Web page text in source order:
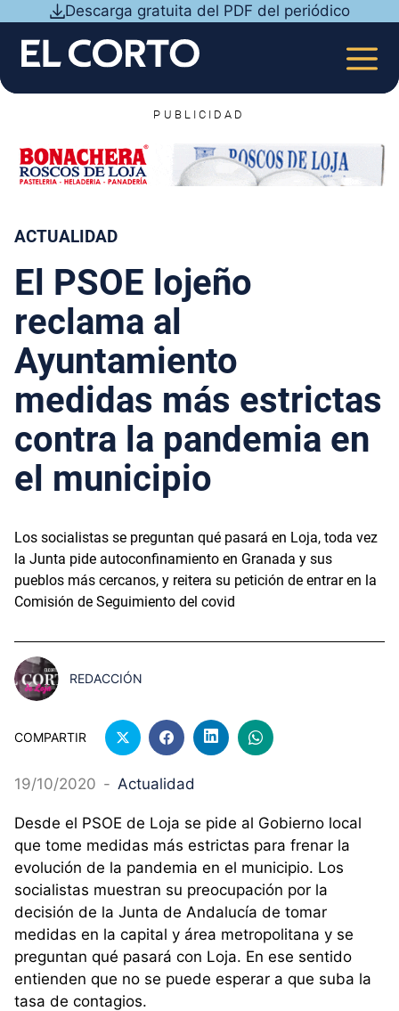
contenido
Descarga gratuita del PDF del periódico
PUBLICIDAD
ACTUALIDAD
El PSOE lojeño
reclama al
Ayuntamiento
medidas más estrictas
contra la pandemia en
el municipio
Los socialistas se preguntan qué pasará en Loja, toda vez
la Junta pide autoconfinamiento en Granada y sus
pueblos más cercanos, y reitera su petición de entrar en la
Comisión de Seguimiento del covid
REDACCIÓN
COMPARTIR
19/10/2020 - Actualidad
Desde el PSOE de Loja se pide al Gobierno local
que tome medidas más estrictas para frenar la
evolución de la pandemia en el municipio. Los
socialistas muestran su preocupación por la
decisión de la Junta de Andalucía de tomar
medidas en la capital y área metropolitana y se
preguntan qué pasará con Loja. En ese sentido
entienden que no se puede esperar a que suba la
tasa de contagios.